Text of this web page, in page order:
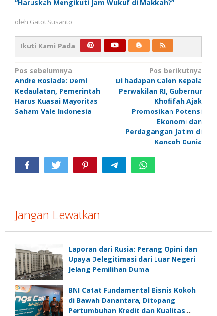
“Haruskah Mengikuti Jam Wukuf di Makkah?”
oleh Gatot Susanto
Ikuti Kami Pada
Navigasi
pos
Pos sebelumnya
Andre Rosiade: Demi
Kedaulatan, Pemerintah
Harus Kuasai Mayoritas
Saham Vale Indonesia
Pos berikutnya
Di hadapan Calon Kepala
Perwakilan RI, Gubernur
Khofifah Ajak
Promosikan Potensi
Ekonomi dan
Perdagangan Jatim di
Kancah Dunia
Jangan Lewatkan
Laporan dari Rusia: Perang Opini dan
Upaya Delegitimasi dari Luar Negeri
Jelang Pemilihan Duma
BNI Catat Fundamental Bisnis Kokoh
di Bawah Danantara, Ditopang
Pertumbuhan Kredit dan Kualitas